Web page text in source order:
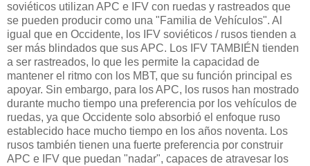
soviéticos utilizan APC e IFV con ruedas y rastreados que
se pueden producir como una "Familia de Vehículos". Al
igual que en Occidente, los IFV soviéticos / rusos tienden a
ser más blindados que sus APC. Los IFV TAMBIÉN tienden
a ser rastreados, lo que les permite la capacidad de
mantener el ritmo con los MBT, que su función principal es
apoyar. Sin embargo, para los APC, los rusos han mostrado
durante mucho tiempo una preferencia por los vehículos de
ruedas, ya que Occidente solo absorbió el enfoque ruso
establecido hace mucho tiempo en los años noventa. Los
rusos también tienen una fuerte preferencia por construir
APC e IFV que puedan "nadar", capaces de atravesar los